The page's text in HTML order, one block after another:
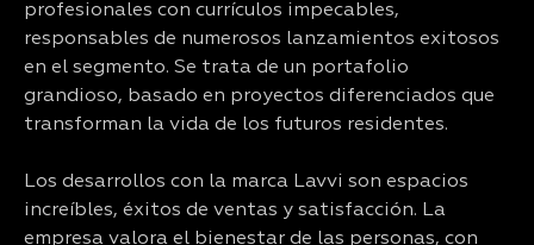
profesionales con currículos impecables,
responsables de numerosos lanzamientos exitosos
en el segmento. Se trata de un portafolio
grandioso, basado en proyectos diferenciados que
transforman la vida de los futuros residentes.
Los desarrollos con la marca Lavvi son espacios
increíbles, éxitos de ventas y satisfacción. La
empresa valora el bienestar de las personas, con